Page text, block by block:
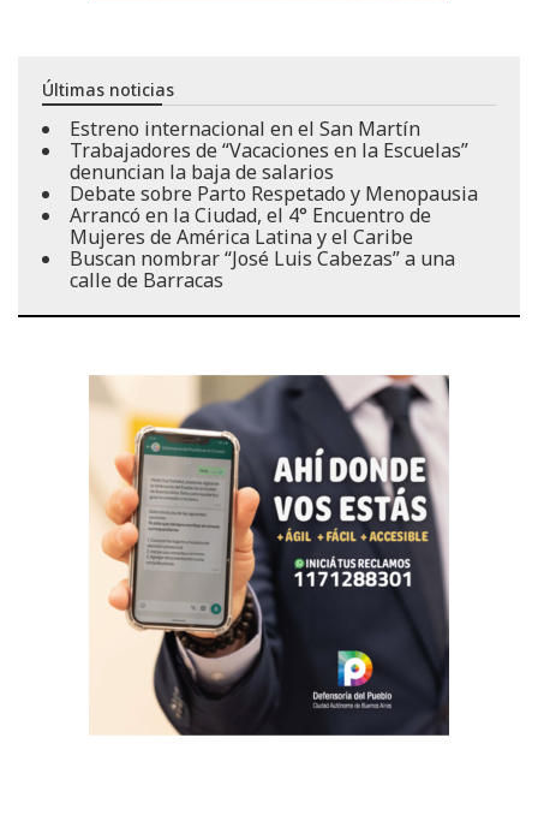
Últimas noticias
Estreno internacional en el San Martín
Trabajadores de “Vacaciones en la Escuelas”
denuncian la baja de salarios
Debate sobre Parto Respetado y Menopausia
Arrancó en la Ciudad, el 4° Encuentro de
Mujeres de América Latina y el Caribe
Buscan nombrar “José Luis Cabezas” a una
calle de Barracas